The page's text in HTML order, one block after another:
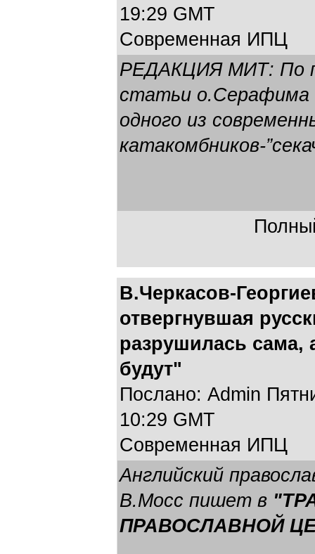
19:29 GMT
Современная ИПЦ
РЕДАКЦИЯ МИТ: По
статьи о.Серафима
одного из
катакомбников-
В.Черкасов-
отвергнувшая
разрушилась сама,
будут"
Послано: Admin
10:29 GMT
Современная ИПЦ
Английский
В.Мосс пишет в
ПРАВОСЛАВНОЙ